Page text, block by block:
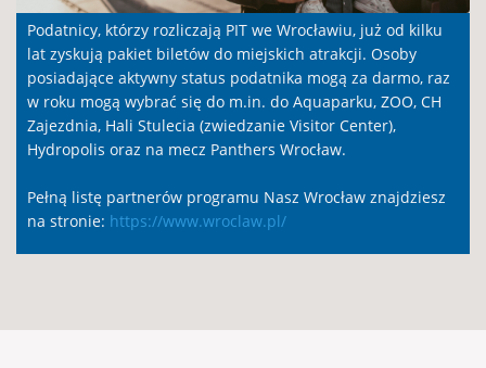
Podatnicy, którzy rozliczają PIT we Wrocławiu, już od kilku
lat zyskują pakiet biletów do miejskich atrakcji. Osoby
posiadające aktywny status podatnika mogą za darmo, raz
w roku mogą wybrać się do m.in. do Aquaparku, ZOO, CH
Zajezdnia, Hali Stulecia (zwiedzanie Visitor Center),
Hydropolis oraz na mecz Panthers Wrocław.
Pełną listę partnerów programu Nasz Wrocław znajdziesz
na stronie: https://www.wroclaw.pl/